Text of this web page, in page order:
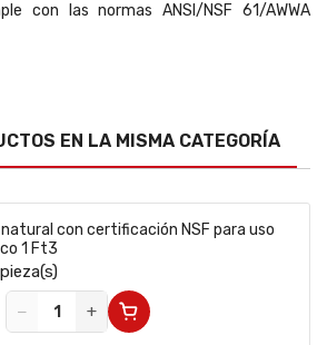
con las normas ANSI/NSF 61/AWWA
EN LA MISMA CATEGORÍA
−
+